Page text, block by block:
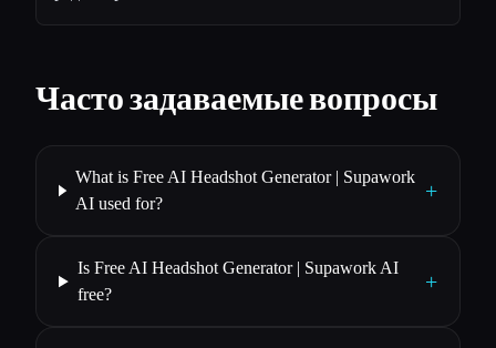
Часто задаваемые вопросы
What is Free AI Headshot Generator | Supawork
AI used for?
+
Is Free AI Headshot Generator | Supawork AI
free?
+